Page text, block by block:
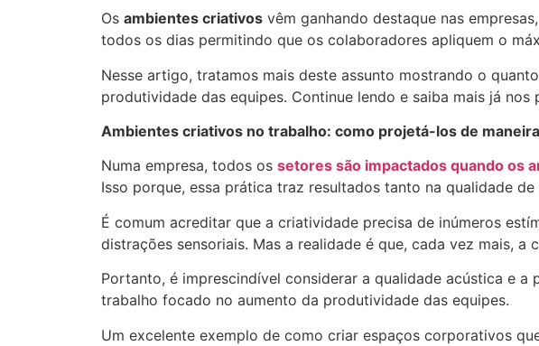
Os ambientes criativos vêm ganhando destaque nas
todos os dias permitindo que os colaboradores apliquem o
Nesse artigo, tratamos mais deste assunto mostrando o
produtividade das equipes. Continue lendo e saiba mais já nos
Ambientes criativos no trabalho: como projetá-los de
Numa empresa, todos os setores são impactados quando os
Isso porque, essa prática traz resultados tanto na qualidade
É comum acreditar que a criatividade precisa de inúmeros
distrações sensoriais. Mas a realidade é que, cada vez mais,
Portanto, é imprescindível considerar a qualidade acústica e
trabalho focado no aumento da produtividade das equipes.
Um excelente exemplo de como criar espaços corporativos